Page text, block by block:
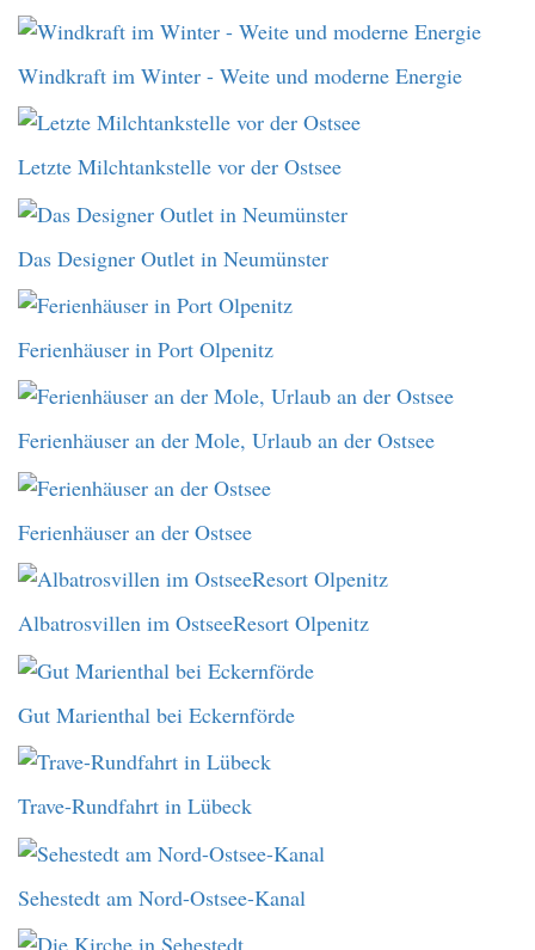
Windkraft im Winter - Weite und moderne Energie
Letzte Milchtankstelle vor der Ostsee
Das Designer Outlet in Neumünster
Ferienhäuser in Port Olpenitz
Ferienhäuser an der Mole, Urlaub an der Ostsee
Ferienhäuser an der Ostsee
Albatrosvillen im OstseeResort Olpenitz
Gut Marienthal bei Eckernförde
Trave-Rundfahrt in Lübeck
Sehestedt am Nord-Ostsee-Kanal